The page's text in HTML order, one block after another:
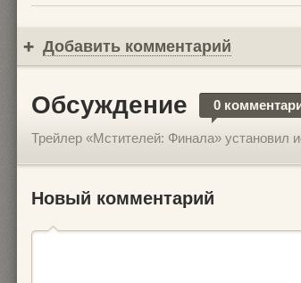
Добавить комментарий
Обсуждение 0
Трейлер «Мстителей: Финала» установил
Новый комментарий